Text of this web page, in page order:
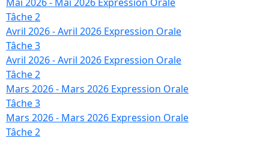
Mai 2026 - Mai 2026 Expression Orale
Tâche 2
Avril 2026 - Avril 2026 Expression Orale
Tâche 3
Avril 2026 - Avril 2026 Expression Orale
Tâche 2
Mars 2026 - Mars 2026 Expression Orale
Tâche 3
Mars 2026 - Mars 2026 Expression Orale
Tâche 2